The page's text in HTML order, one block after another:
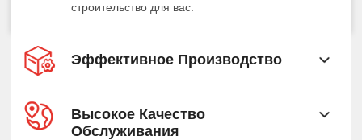
строительство для вас.
Эффективное Производство
Высокое Качество
Обслуживания